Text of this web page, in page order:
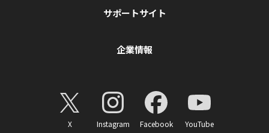
サポートサイト
企業情報
X Instagram Facebook YouTube